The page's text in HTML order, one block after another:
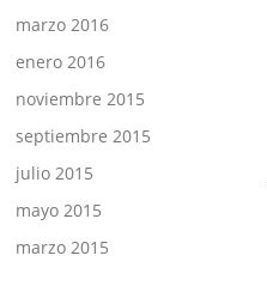
marzo 2016
enero 2016
noviembre 2015
septiembre 2015
julio 2015
mayo 2015
marzo 2015